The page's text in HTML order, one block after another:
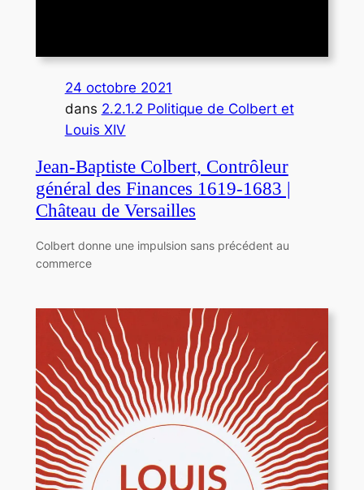
24 octobre 2021
dans 2.2.1.2 Politique de Colbert et
Louis XIV
Jean-Baptiste Colbert, Contrôleur
général des Finances 1619-1683 |
Château de Versailles
Colbert donne une impulsion sans précédent au
commerce